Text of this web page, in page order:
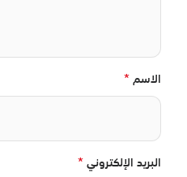
الاسم*
البريد الإلكتروني*